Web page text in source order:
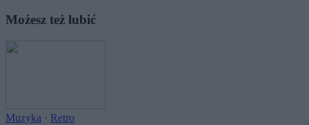
Możesz też lubić
Muzyka · Retro